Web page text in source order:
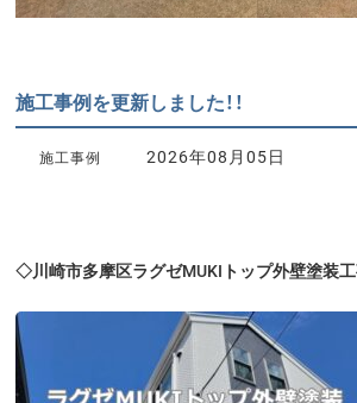
施工事例を更新しました！！
施工事例 2026年08月05日
◇川崎市多摩区ラグゼMUKIトップ外壁塗装